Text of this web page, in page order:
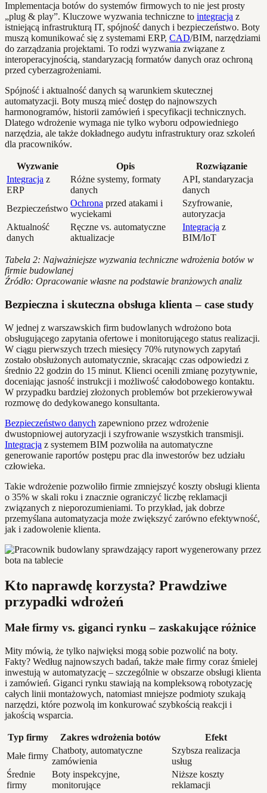
Implementacja botów do systemów firmowych to nie jest prosty
„plug & play”. Kluczowe wyzwania techniczne to integracja z
istniejącą infrastrukturą IT, spójność danych i bezpieczeństwo. Boty
muszą komunikować się z systemami ERP, CAD/BIM, narzędziami
do zarządzania projektami. To rodzi wyzwania związane z
interoperacyjnością, standaryzacją formatów danych oraz ochroną
przed cyberzagrożeniami.
Spójność i aktualność danych są warunkiem skutecznej
automatyzacji. Boty muszą mieć dostęp do najnowszych
harmonogramów, historii zamówień i specyfikacji technicznych.
Dlatego wdrożenie wymaga nie tylko wyboru odpowiedniego
narzędzia, ale także dokładnego audytu infrastruktury oraz szkoleń
dla pracowników.
Wyzwanie Opis
Rozwiązanie
Integracja z
ERP
Różne systemy, formaty
danych
API, standaryzacja
danych
Bezpieczeństwo
Ochrona przed atakami i
wyciekami
Szyfrowanie,
autoryzacja
Aktualność
danych
Ręczne vs. automatyczne
aktualizacje
Integracja z
BIM/IoT
Tabela 2: Najważniejsze wyzwania techniczne wdrożenia botów w
firmie budowlanej
Źródło: Opracowanie własne na podstawie branżowych analiz
Bezpieczna i skuteczna obsługa klienta – case study
W jednej z warszawskich firm budowlanych wdrożono bota
obsługującego zapytania ofertowe i monitorującego status realizacji.
W ciągu pierwszych trzech miesięcy 70% rutynowych zapytań
zostało obsłużonych automatycznie, skracając czas odpowiedzi z
średnio 22 godzin do 15 minut. Klienci ocenili zmianę pozytywnie,
doceniając jasność instrukcji i możliwość całodobowego kontaktu.
W przypadku bardziej złożonych problemów bot przekierowywał
rozmowę do dedykowanego konsultanta.
Bezpieczeństwo danych zapewniono przez wdrożenie
dwustopniowej autoryzacji i szyfrowanie wszystkich transmisji.
Integracja z systemem BIM pozwoliła na automatyczne
generowanie raportów postępu prac dla inwestorów bez udziału
człowieka.
Takie wdrożenie pozwoliło firmie zmniejszyć koszty obsługi klienta
o 35% w skali roku i znacznie ograniczyć liczbę reklamacji
związanych z nieporozumieniami. To przykład, jak dobrze
przemyślana automatyzacja może zwiększyć zarówno efektywność,
jak i zadowolenie klienta.
Kto naprawdę korzysta? Prawdziwe
przypadki wdrożeń
Małe firmy vs. giganci rynku – zaskakujące różnice
Mity mówią, że tylko najwięksi mogą sobie pozwolić na boty.
Fakty? Według najnowszych badań, także małe firmy coraz śmielej
inwestują w automatyzację – szczególnie w obszarze obsługi klienta
i zamówień. Giganci rynku stawiają na kompleksową robotyzację
całych linii montażowych, natomiast mniejsze podmioty szukają
narzędzi, które pozwolą im konkurować szybkością reakcji i
jakością wsparcia.
Typ firmy Zakres wdrożenia botów
Efekt
Małe firmy
Chatboty, automatyczne
zamówienia
Szybsza realizacja
usług
Średnie
firmy
Boty inspekcyjne,
monitorujące
Niższe koszty
reklamacji